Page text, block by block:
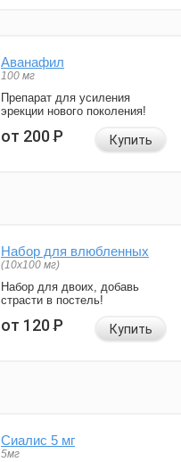
Аванафил
100 мг
Препарат для усиления
эрекции нового поколения!
от 200Р Купить
Набор для влюбленных
(10х100 мг)
Набор для двоих, добавь
страсти в постель!
от 120Р Купить
Сиалис 5 мг
5мг